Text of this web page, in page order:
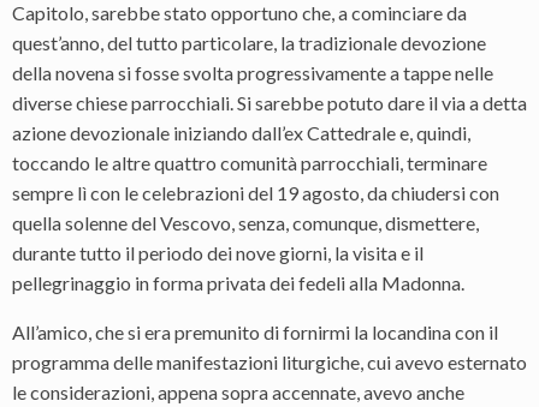
Capitolo, sarebbe stato opportuno che, a cominciare da
quest’anno, del tutto particolare, la tradizionale devozione
della novena si fosse svolta progressivamente a tappe nelle
diverse chiese parrocchiali. Si sarebbe potuto dare il via a detta
azione devozionale iniziando dall’ex Cattedrale e, quindi,
toccando le altre quattro comunità parrocchiali, terminare
sempre lì con le celebrazioni del 19 agosto, da chiudersi con
quella solenne del Vescovo, senza, comunque, dismettere,
durante tutto il periodo dei nove giorni, la visita e il
pellegrinaggio in forma privata dei fedeli alla Madonna.
All’amico, che si era premunito di fornirmi la locandina con il
programma delle manifestazioni liturgiche, cui avevo esternato
le considerazioni, appena sopra accennate, avevo anche